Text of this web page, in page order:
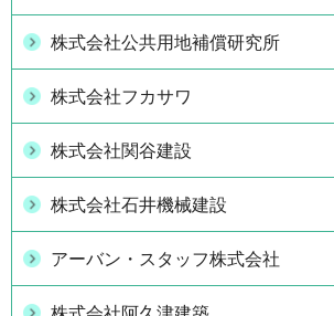
株式会社公共用地補償研究所
株式会社フカサワ
株式会社関谷建設
株式会社石井機械建設
アーバン・スタッフ株式会社